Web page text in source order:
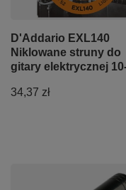
D'Addario EXL140
Niklowane struny do
gitary elektrycznej
34,37 zł